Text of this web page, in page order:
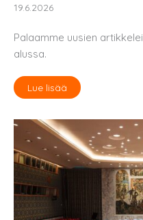
19.6.2026
Palaamme uusien
alussa.
Lue lisää